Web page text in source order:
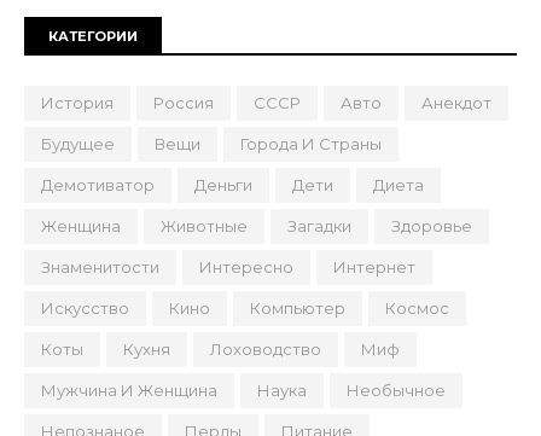
КАТЕГОРИИ
История Россия СССР Авто Анекдот
Будущее Вещи Города И Страны
Демотиватор Деньги Дети Диета
Женщина Животные Загадки Здоровье
Знаменитости Интересно Интернет
Искусство Кино Компьютер Космос
Коты Кухня Лоховодство Миф
Мужчина И Женщина Наука Необычное
Непознаное Перлы Питание